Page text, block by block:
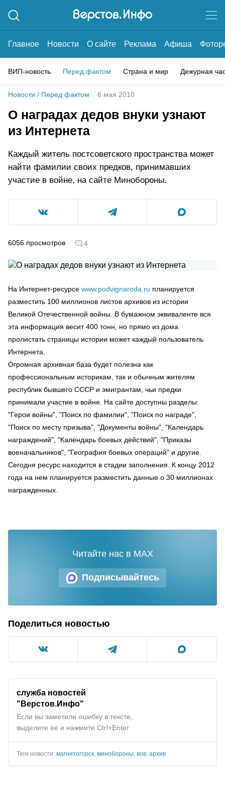
Главное Новости О сайте Реклама Афиша
ВИП-новость Перед фактом Страна и мир Дежурная
Новости / Перед фактом 6 мая 2010
О наградах дедов внуки узнают
из Интернета
Каждый житель постсоветского пространства может
найти фамилии своих предков, принимавших
участие в войне, на сайте Минобороны.
6056 просмотров 4
На Интернет-ресурсе www.podvignaroda.ru планируется
разместить 100 миллионов листов архивов из истории
Великой Отечественной войны. В бумажном эквиваленте вся
эта информация весит 400 тонн, но прямо из дома
пролистать страницы истории может каждый пользователь
Интернета.
Огромная архивная база будет полезна как
профессиональным историкам, так и обычным жителям
республик бывшего СССР и эмигрантам, чьи предки
принимали участие в войне. На сайте доступны разделы:
"Герои войны", "Поиск по фамилии", "Поиск по награде",
"Поиск по месту призыва", "Документы войны", "Календарь
награждений", "Календарь боевых действий", "Приказы
военачальников", "География боевых операций" и другие.
Сегодня ресурс находится в стадии заполнения. К концу 2012
года на нем планируется разместить данные о 30 миллионах
награжденных.
Подписывайтесь
Читайте нас в MAX
Поделиться новостью
служба новостей
"Верстов.Инфо"
Если вы заметили ошибку в тексте,
выделите ее и нажмите Ctrl+Enter
Теги новости: магнитогорск минобороны вов архив